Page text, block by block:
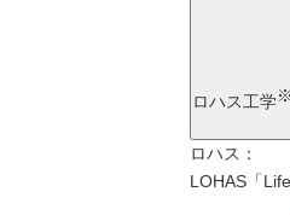
ロハス工学※
ロハス：
LOHAS「